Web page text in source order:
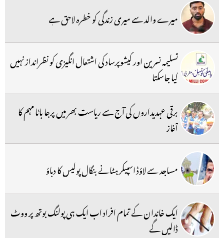
میرے والد سے میری زندگی کو خطرہ لاحق ہے
تسلیمہ نسرین اور کیشوپرساد کی اشتعال انگیزی کو نظرانداز نہیں
کیا جاسکتا
برقی عہدیداروں کی آج سے ریاست بھر میں پرجا باٹا مہم کا
آغاز
مساجد سے لاؤڈ اسپیکر ہٹانے بنگال پولیس کا دباؤ
ایک خاندان کے تمام افراد اب ایک ہی پولنگ بوتھ پر ووٹ
ڈالیں گے